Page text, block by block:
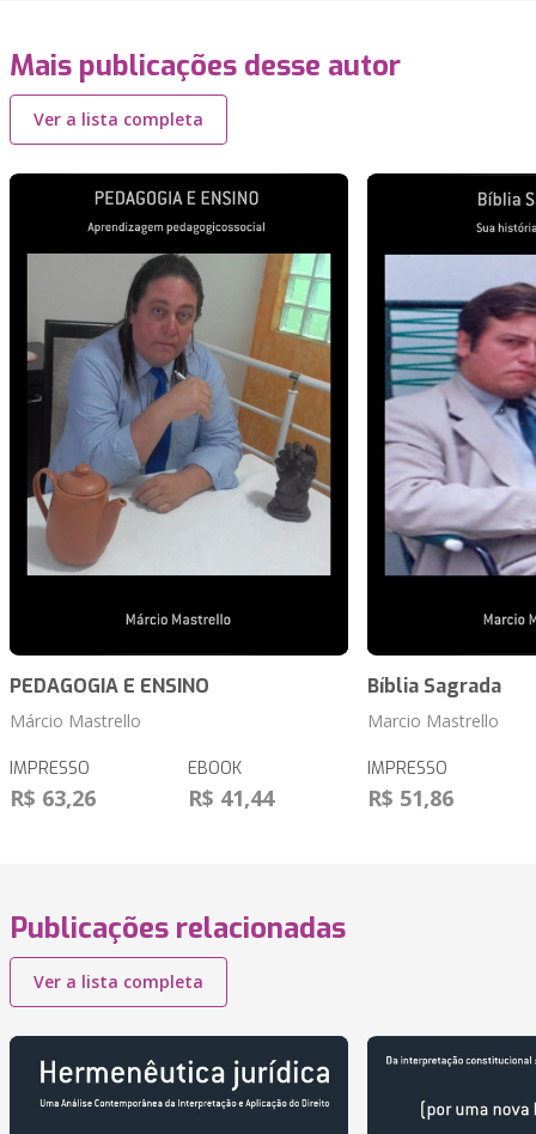
Mais publicações desse autor
Ver a lista completa
PEDAGOGIA E ENSINO
Márcio Mastrello
IMPRESSO
R$ 63,26
EBOOK
R$ 41,44
Bíblia Sagrada
Marcio Mastrello
IMPRESSO
R$ 51,86
Publicações relacionadas
Ver a lista completa